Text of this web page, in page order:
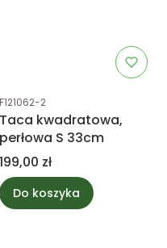
Kod produktu
F121062-2
Taca kwadratowa,
perłowa S 33cm
Cena
199,00 zł
Do koszyka